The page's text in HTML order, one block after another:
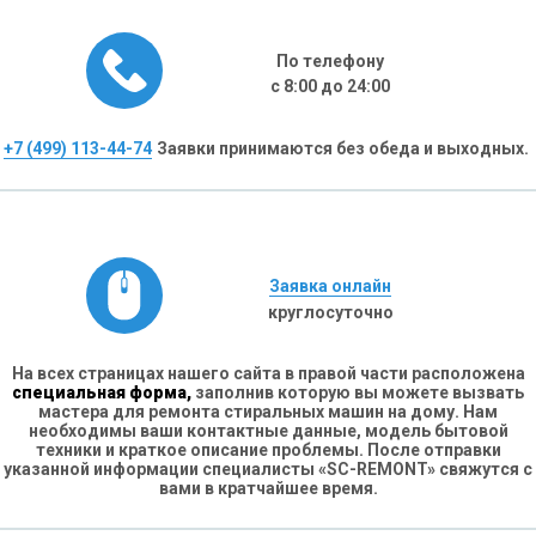
По телефону
с 8:00 до 24:00
+7 (499) 113-44-74 Заявки принимаются без обеда и выходных.
Заявка онлайн
круглосуточно
На всех страницах нашего сайта в правой части расположена
специальная форма, заполнив которую вы можете вызвать
мастера для ремонта стиральных машин на дому. Нам
необходимы ваши контактные данные, модель бытовой
техники и краткое описание проблемы. После отправки
указанной информации специалисты «SC-REMONT» свяжутся с
вами в кратчайшее время.